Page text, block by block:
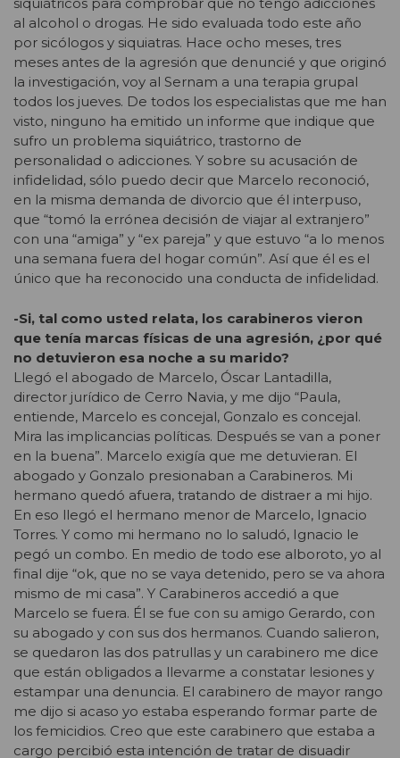
siquiátricos para comprobar que no tengo adicciones
al alcohol o drogas. He sido evaluada todo este año
por sicólogos y siquiatras. Hace ocho meses, tres
meses antes de la agresión que denuncié y que originó
la investigación, voy al Sernam a una terapia grupal
todos los jueves. De todos los especialistas que me han
visto, ninguno ha emitido un informe que indique que
sufro un problema siquiátrico, trastorno de
personalidad o adicciones. Y sobre su acusación de
infidelidad, sólo puedo decir que Marcelo reconoció,
en la misma demanda de divorcio que él interpuso,
que “tomó la errónea decisión de viajar al extranjero”
con una “amiga” y “ex pareja” y que estuvo “a lo menos
una semana fuera del hogar común”. Así que él es el
único que ha reconocido una conducta de infidelidad.
-Si, tal como usted relata, los carabineros vieron
que tenía marcas físicas de una agresión, ¿por qué
no detuvieron esa noche a su marido?
Llegó el abogado de Marcelo, Óscar Lantadilla,
director jurídico de Cerro Navia, y me dijo “Paula,
entiende, Marcelo es concejal, Gonzalo es concejal.
Mira las implicancias políticas. Después se van a poner
en la buena”. Marcelo exigía que me detuvieran. El
abogado y Gonzalo presionaban a Carabineros. Mi
hermano quedó afuera, tratando de distraer a mi hijo.
En eso llegó el hermano menor de Marcelo, Ignacio
Torres. Y como mi hermano no lo saludó, Ignacio le
pegó un combo. En medio de todo ese alboroto, yo al
final dije “ok, que no se vaya detenido, pero se va ahora
mismo de mi casa”. Y Carabineros accedió a que
Marcelo se fuera. Él se fue con su amigo Gerardo, con
su abogado y con sus dos hermanos. Cuando salieron,
se quedaron las dos patrullas y un carabinero me dice
que están obligados a llevarme a constatar lesiones y
estampar una denuncia. El carabinero de mayor rango
me dijo si acaso yo estaba esperando formar parte de
los femicidios. Creo que este carabinero que estaba a
cargo percibió esta intención de tratar de disuadir